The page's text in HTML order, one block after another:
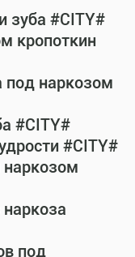
зуба #CITY#
кропоткин
под наркозом
#CITY#
#CITY#
под